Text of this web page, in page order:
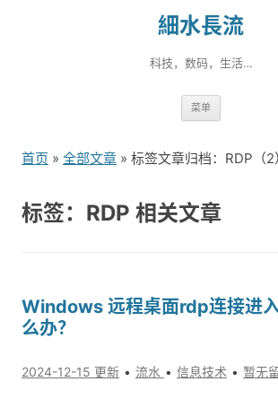
細水長流
科技，数码，生活…
菜单
到
首页 » 全部文章 » 标签文章归档：RDP（2
标签：RDP 相关文章
Windows 远程桌面rdp连接进
么办？
2024-12-15 更新 流水 信息技术 暂无